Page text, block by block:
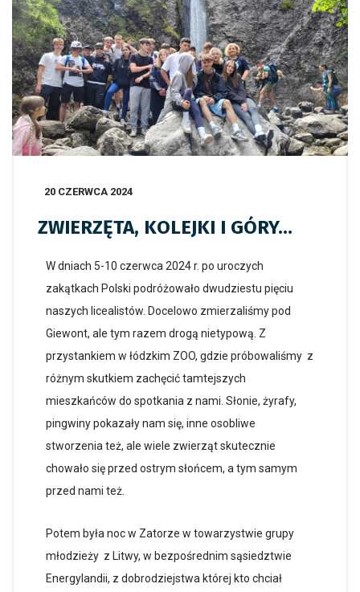
20 CZERWCA 2024
ZWIERZĘTA, KOLEJKI I GÓRY…
W dniach 5-10 czerwca 2024 r. po uroczych
zakątkach Polski podróżowało dwudziestu pięciu
naszych licealistów. Docelowo zmierzaliśmy pod
Giewont, ale tym razem drogą nietypową. Z
przystankiem w łódzkim ZOO, gdzie próbowaliśmy z
różnym skutkiem zachęcić tamtejszych
mieszkańców do spotkania z nami. Słonie, żyrafy,
pingwiny pokazały nam się, inne osobliwe
stworzenia też, ale wiele zwierząt skutecznie
chowało się przed ostrym słońcem, a tym samym
przed nami też.
Potem była noc w Zatorze w towarzystwie grupy
młodzieży z Litwy, w bezpośrednim sąsiedztwie
Energylandii, z dobrodziejstwa której kto chciał